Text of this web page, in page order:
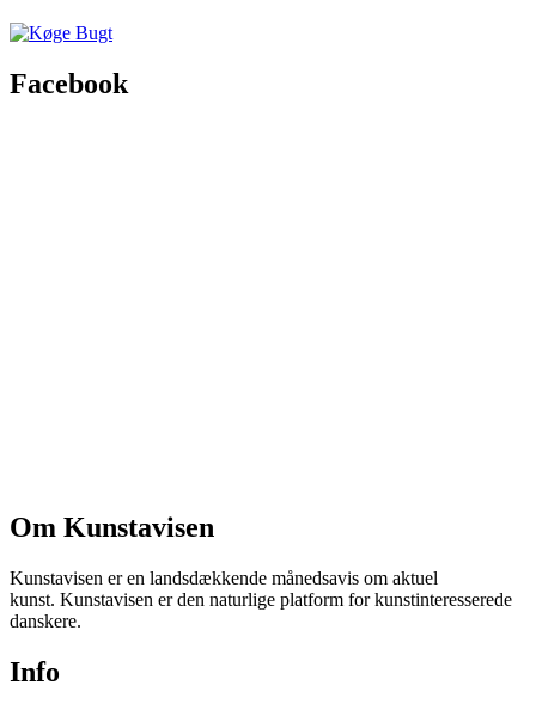
Facebook
Om Kunstavisen
Kunstavisen er en landsdækkende månedsavis om aktuel
kunst. Kunstavisen er den naturlige platform for kunstinteresserede
danskere.
Info